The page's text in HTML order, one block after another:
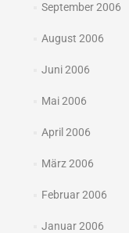
September 2006
August 2006
Juni 2006
Mai 2006
April 2006
März 2006
Februar 2006
Januar 2006